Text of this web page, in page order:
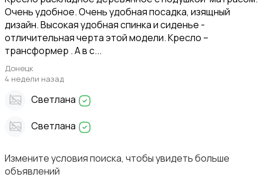
Подставки и тумбы
Очень удобное. Очень удобная посадка, изящный
дизайн. Высокая удобная спинка и сиденье -
отличительная черта этой модели. Кресло –
трансформер . А в с...
Донецк
4 недели назад
Светлана
Светлана
Измените условия поиска, чтобы увидеть больше
объявлений